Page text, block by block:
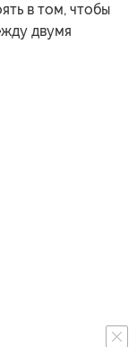
в том, чтобы
двумя